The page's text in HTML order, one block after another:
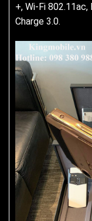
+, Wi-Fi
Charge 3.0.